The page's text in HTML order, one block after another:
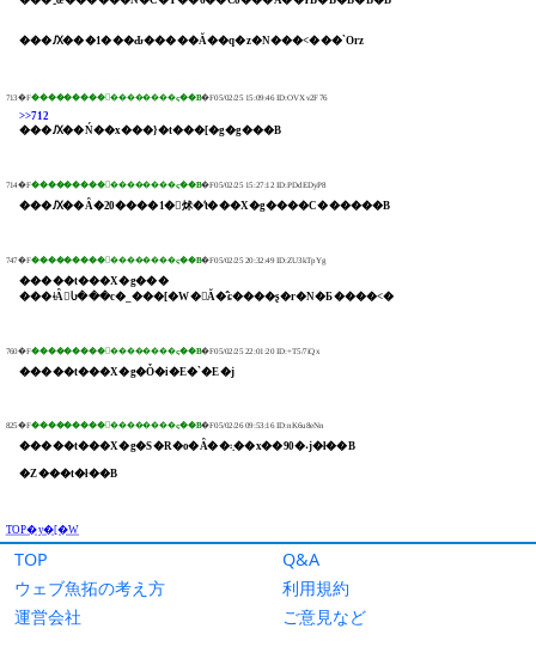
TOP
Q&A
ウェブ魚拓の考え方
利用規約
運営会社
ご意見など